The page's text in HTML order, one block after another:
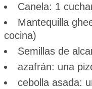
Canela: 1
Mantequilla
cocina)
Semillas de
azafrán: una
cebolla asada: